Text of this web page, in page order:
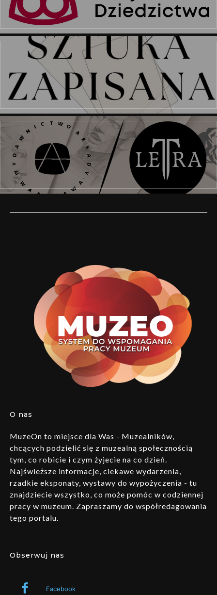
O nas
MuzeOn to miejsce dla Was - Muzealników,
chcących podzielić się z muzealną społecznością
tym, co robicie i czym żyjecie na co dzień.
Najświeższe informacje, ciekawe wydarzenia,
rzadkie eksponaty, wystawy do wypożyczenia - tu
znajdziecie wszystko, co może pomóc w codziennej
pracy w muzeum. Zapraszamy do współredagowania
tego portalu.
Obserwuj nas
Facebook